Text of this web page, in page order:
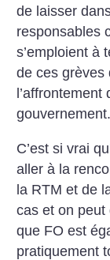
de laisser
responsables
s’emploient à
de ces grèves
gouvernement.
C’est si vrai
aller à la
la RTM et de
cas et on
que FO est
pratiquement